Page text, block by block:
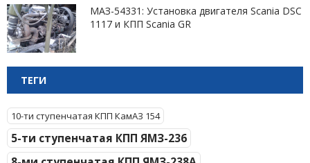
МАЗ-54331: Установка двигателя Scania DSC
1117 и КПП Scania GR
ТЕГИ
10-ти ступенчатая КПП КамАЗ 154
5-ти ступенчатая КПП ЯМЗ-236